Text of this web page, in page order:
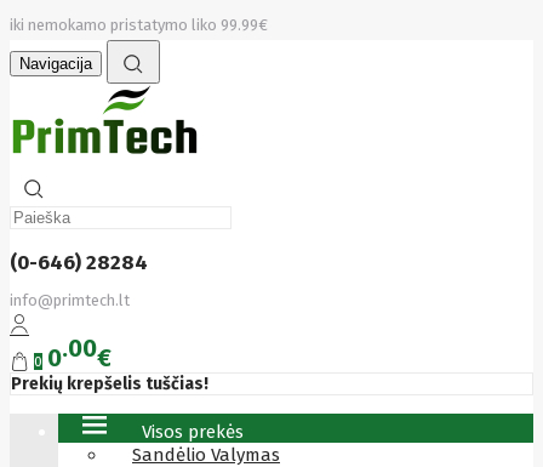
iki nemokamo pristatymo liko 99.99€
Navigacija
(0-646) 28284
info@primtech.lt
0 0 00€
Prekių krepšelis tuščias!
Visos prekės
Sandėlio Valymas